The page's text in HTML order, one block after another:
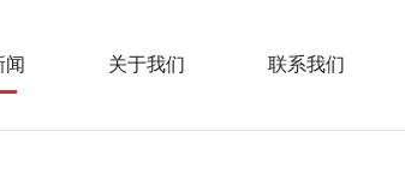
闻 关于我们 联系我们